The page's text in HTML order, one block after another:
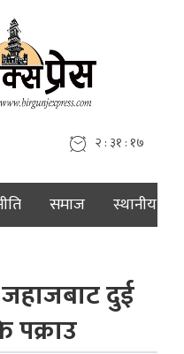
२ : ३१ : १८
समाज स्थानीय
दुई
पक्राउ